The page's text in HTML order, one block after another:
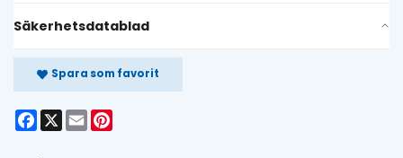
Säkerhetsdatablad
Spara som favorit
Facebook
X Email